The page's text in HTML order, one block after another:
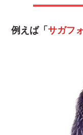
例えば「サガフ